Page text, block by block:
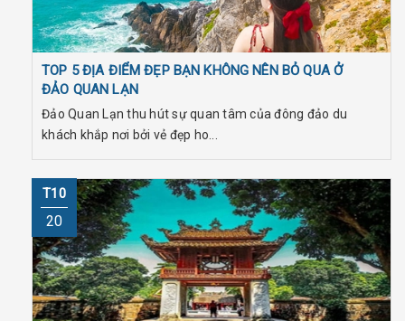
TOP 5 ĐỊA ĐIỂM ĐẸP BẠN KHÔNG NÊN BỎ QUA Ở
ĐẢO QUAN LẠN
Đảo Quan Lạn thu hút sự quan tâm của đông đảo du
khách khắp nơi bởi vẻ đẹp ho...
T10
20